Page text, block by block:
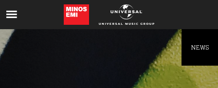
NEWS
Like being first?
Get news from your favorite artists before
everyone else.